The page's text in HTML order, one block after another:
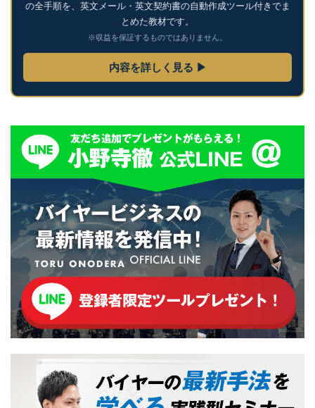
の全手順を、英文メール・英文契約書の自動作成ツール付きでま
とめた教材です。
※収益を保証するものではありません。
内容を詳しく見る ▶